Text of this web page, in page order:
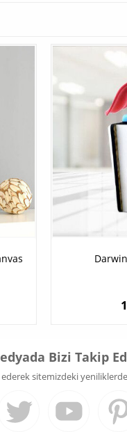
Bizi Takip
sitemizdeki